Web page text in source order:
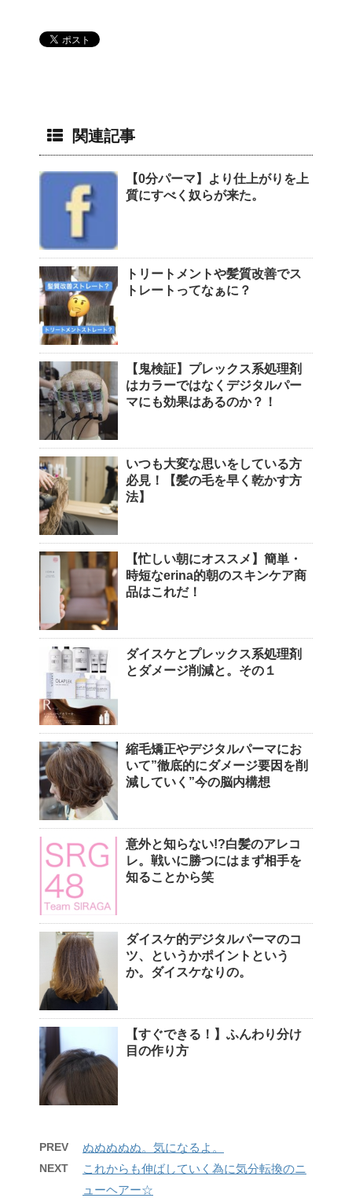
関連記事
【0分パーマ】より仕上がりを上
質にすべく奴らが来た。
トリートメントや髪質改善でス
トレートってなぁに？
【鬼検証】プレックス系処理剤
はカラーではなくデジタルパー
マにも効果はあるのか？！
いつも大変な思いをしている方
必見！【髪の毛を早く乾かす方
法】
【忙しい朝にオススメ】簡単・
時短なerina的朝のスキンケア商
品はこれだ！
ダイスケとプレックス系処理剤
とダメージ削減と。その１
縮毛矯正やデジタルパーマにお
いて”徹底的にダメージ要因を削
減していく”今の脳内構想
意外と知らない!?白髪のアレコ
レ。戦いに勝つにはまず相手を
知ることから笑
ダイスケ的デジタルパーマのコ
ツ、というかポイントという
か。ダイスケなりの。
【すぐできる！】ふんわり分け
目の作り方
PREV ぬぬぬぬぬ。気になるよ。
NEXT
これからも伸ばしていく為に気分転換のニ
ューヘアー☆